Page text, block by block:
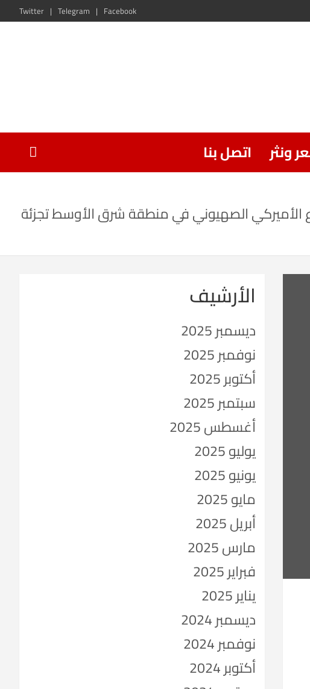
Facebook
Telegram
Twitter
ونثر
اتصل بنا
الأميركي الصهيوني في منطقة شرق الأوسط تجزئة
الأرشيف
ديسمبر 2025
نوفمبر 2025
أكتوبر 2025
سبتمبر 2025
أغسطس 2025
يوليو 2025
يونيو 2025
مايو 2025
أبريل 2025
مارس 2025
فبراير 2025
يناير 2025
ديسمبر 2024
نوفمبر 2024
أكتوبر 2024